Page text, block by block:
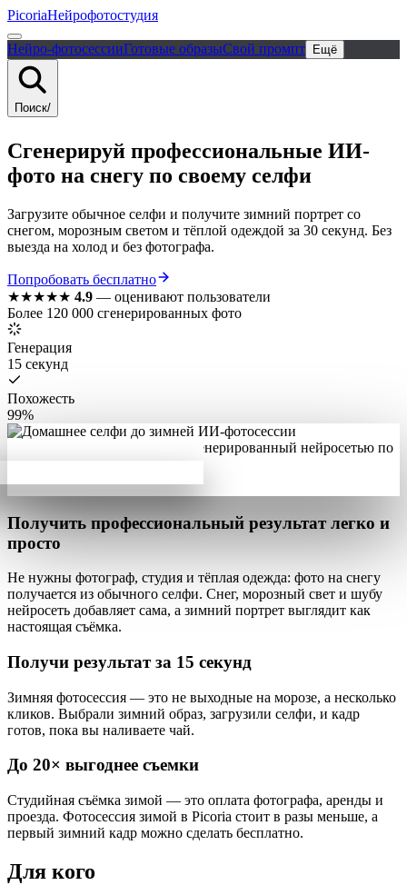
PicoriaНейрофотостудия
Нейро-фотосессииГотовые образыСвой промпт Ещё
Поиск/
Сгенерируй профессиональные ИИ-
фото на снегу по своему селфи
Загрузите обычное селфи и получите зимний портрет со
снегом, морозным светом и тёплой одеждой за 30 секунд. Без
выезда на холод и без фотографа.
Попробовать бесплатно
★★★★★ 4.9 — оценивают пользователи
Более 120 000 сгенерированных фото
Генерация
15 секунд
Похожесть
99%
Получить профессиональный результат легко и
просто
Не нужны фотограф, студия и тёплая одежда: фото на снегу
получается из обычного селфи. Снег, морозный свет и шубу
нейросеть добавляет сама, а зимний портрет выглядит как
настоящая съёмка.
Получи результат за 15 секунд
Зимняя фотосессия — это не выходные на морозе, а несколько
кликов. Выбрали зимний образ, загрузили селфи, и кадр
готов, пока вы наливаете чай.
До 20× выгоднее съемки
Студийная съёмка зимой — это оплата фотографа, аренды и
проезда. Фотосессия зимой в Picoria стоит в разы меньше, а
первый зимний кадр можно сделать бесплатно.
Для кого